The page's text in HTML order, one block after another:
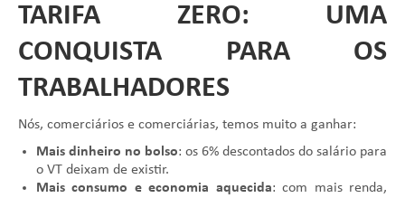
TARIFA ZERO: UMA
CONQUISTA PARA OS
TRABALHADORES
Nós, comerciários e comerciárias, temos muito a ganhar:
Mais dinheiro no bolso: os 6% descontados do salário para
o VT deixam de existir.
Mais consumo e economia aquecida: com mais renda,